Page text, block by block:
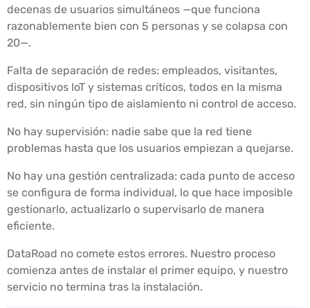
decenas de usuarios simultáneos —que funciona
razonablemente bien con 5 personas y se colapsa con
20—.
Falta de separación de redes: empleados, visitantes,
dispositivos IoT y sistemas críticos, todos en la misma
red, sin ningún tipo de aislamiento ni control de acceso.
No hay supervisión: nadie sabe que la red tiene
problemas hasta que los usuarios empiezan a quejarse.
No hay una gestión centralizada: cada punto de acceso
se configura de forma individual, lo que hace imposible
gestionarlo, actualizarlo o supervisarlo de manera
eficiente.
DataRoad no comete estos errores. Nuestro proceso
comienza antes de instalar el primer equipo, y nuestro
servicio no termina tras la instalación.